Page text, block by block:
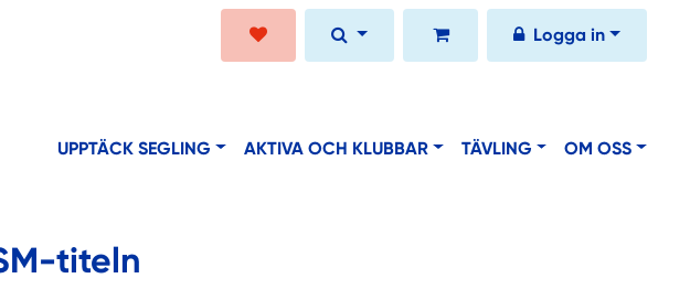
Logga in
UPPTÄCK SEGLING AKTIVA OCH KLUBBAR TÄVLING OM OSS
titeln